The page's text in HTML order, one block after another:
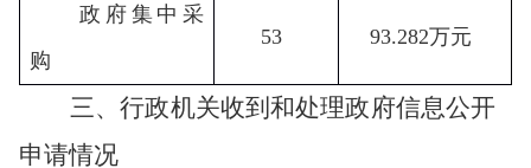
政府集中采
购
53 93.282万元
三、行政机关收到和处理政府信息公开
申请情况